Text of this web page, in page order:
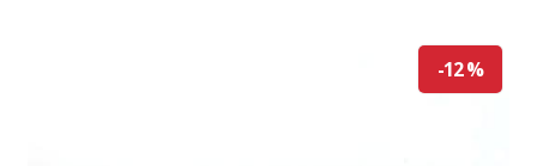
-12 %